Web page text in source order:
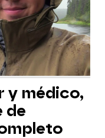
y médico,
de